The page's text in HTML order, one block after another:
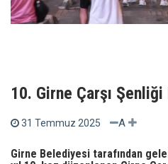
10. Girne Çarşı Şenliği
31 Temmuz 2025 A
Girne Belediyesi tarafından